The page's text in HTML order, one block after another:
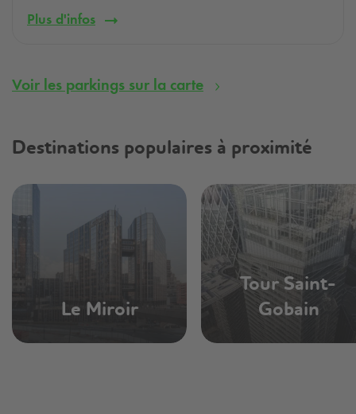
Plus d'infos
Voir les parkings sur la carte
Destinations populaires à proximité
Le Miroir
Tour Saint-
Gobain